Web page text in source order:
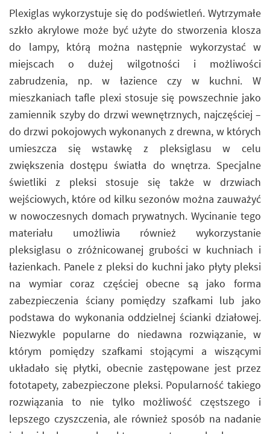
Plexiglas wykorzystuje się do podświetleń. Wytrzymałe
szkło akrylowe może być użyte do stworzenia klosza
do lampy, którą można następnie wykorzystać w
miejscach o dużej wilgotności i możliwości
zabrudzenia, np. w łazience czy w kuchni. W
mieszkaniach tafle plexi stosuje się powszechnie jako
zamiennik szyby do drzwi wewnętrznych, najczęściej –
do drzwi pokojowych wykonanych z drewna, w których
umieszcza się wstawkę z pleksiglasu w celu
zwiększenia dostępu światła do wnętrza. Specjalne
świetliki z pleksi stosuje się także w drzwiach
wejściowych, które od kilku sezonów można zauważyć
w nowoczesnych domach prywatnych. Wycinanie tego
materiału umożliwia również wykorzystanie
pleksiglasu o zróżnicowanej grubości w kuchniach i
łazienkach. Panele z pleksi do kuchni jako płyty pleksi
na wymiar coraz częściej obecne są jako forma
zabezpieczenia ściany pomiędzy szafkami lub jako
podstawa do wykonania oddzielnej ścianki działowej.
Niezwykle popularne do niedawna rozwiązanie, w
którym pomiędzy szafkami stojącymi a wiszącymi
układało się płytki, obecnie zastępowane jest przez
fototapety, zabezpieczone pleksi. Popularność takiego
rozwiązania to nie tylko możliwość częstszego i
lepszego czyszczenia, ale również sposób na nadanie